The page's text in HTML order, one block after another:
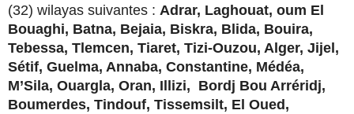
(32) wilayas suivantes : Adrar, Laghouat, oum El
Bouaghi, Batna, Bejaia, Biskra, Blida, Bouira,
Tebessa, Tlemcen, Tiaret, Tizi-Ouzou, Alger, Jijel,
Sétif, Guelma, Annaba, Constantine, Médéa,
M’Sila, Ouargla, Oran, Illizi, Bordj Bou Arréridj,
Boumerdes, Tindouf, Tissemsilt, El Oued,